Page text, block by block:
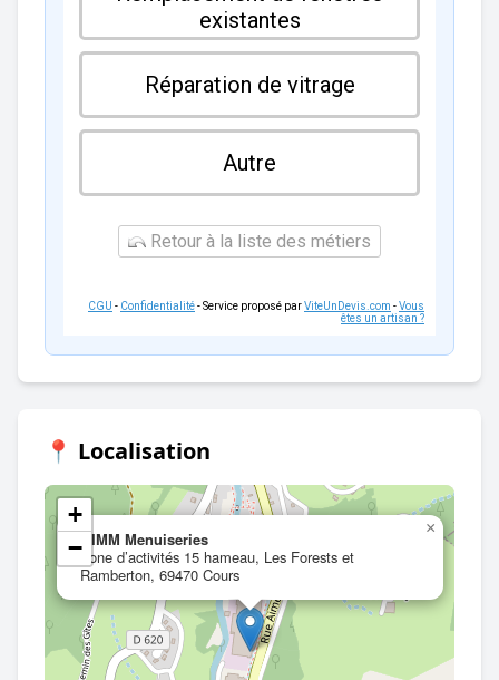
existantes
Réparation de vitrage
Autre
Retour à la liste des métiers
CGU - Confidentialité- Service proposé parViteUnDevis.com -Vous
êtes un artisan ?
📍 Localisation
GIMM Menuiseries
Zone d’activités 15 hameau, Les Forests et
Ramberton, 69470 Cours
×
+
−